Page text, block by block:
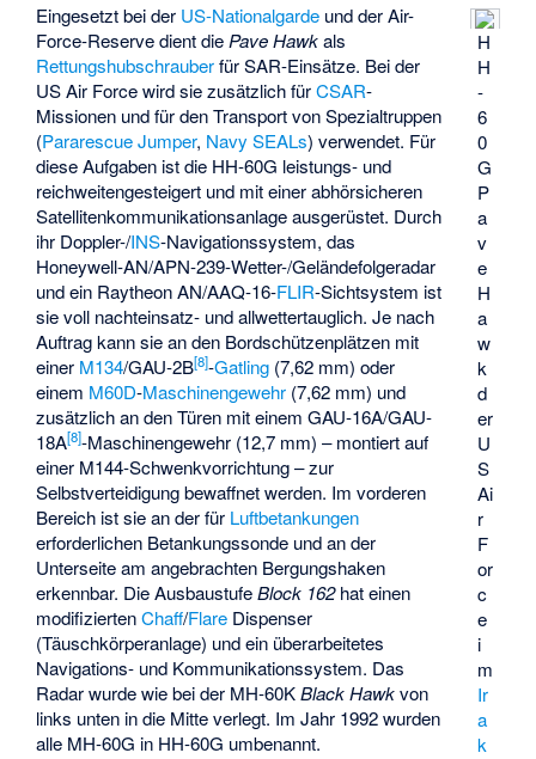
H
H
-
6
0
G
P
a
v
e
H
a
w
k
d
er
U
S
Ai
r
F
or
c
e
i
m
Ir
a
k
Eingesetzt bei der US-Nationalgarde und der Air-
Force-Reserve dient die Pave Hawkals
Rettungshubschrauberfür SAR-Einsätze. Bei der
US Air Force wird sie zusätzlich fürCSAR-
Missionen und für den Transport von Spezialtruppen
(Pararescue Jumper, Navy SEALs) verwendet. Für
diese Aufgaben ist die HH-60G leistungs- und
reichweitengesteigert und mit einer abhörsicheren
Satellitenkommunikationsanlage ausgerüstet. Durch
ihr Doppler-/INS-Navigationssystem, das
Honeywell-AN/APN-239-Wetter-/Geländefolgeradar
und ein Raytheon AN/AAQ-16-FLIR-Sichtsystem ist
sie voll nachteinsatz- und allwettertauglich. Je nach
Auftrag kann sie an den Bordschützenplätzen mit
einer M134/GAU-2B[8]-Gatling (7,62 mm) oder
einem M60D-Maschinengewehr (7,62 mm) und
zusätzlich an den Türen mit einem GAU-16A/GAU-
18A[8]-Maschinengewehr (12,7 mm) – montiert auf
einer M144-Schwenkvorrichtung – zur
Selbstverteidigung bewaffnet werden. Im vorderen
Bereich ist sie an der für Luftbetankungen
erforderlichen Betankungssonde und an der
Unterseite am angebrachten Bergungshaken
erkennbar. Die AusbaustufeBlock 162hat einen
modifiziertenChaff/Flare Dispenser
(Täuschkörperanlage) und ein überarbeitetes
Navigations- und Kommunikationssystem. Das
Radar wurde wie bei der MH-60KBlack Hawkvon
links unten in die Mitte verlegt. Im Jahr 1992 wurden
alle MH-60G in HH-60G umbenannt.